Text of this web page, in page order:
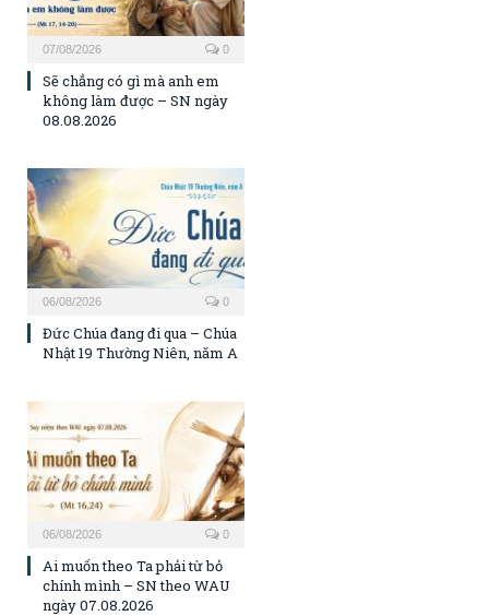
07/08/2026 0
Sẽ chẳng có gì mà anh em
không làm được – SN ngày
08.08.2026
06/08/2026 0
Đức Chúa đang đi qua – Chúa
Nhật 19 Thường Niên, năm A
06/08/2026 0
Ai muốn theo Ta phải từ bỏ
chính mình – SN theo WAU
ngày 07.08.2026